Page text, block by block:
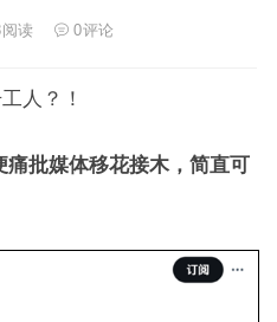
阅读 0评论
人？！
批媒体移花接木，简直可